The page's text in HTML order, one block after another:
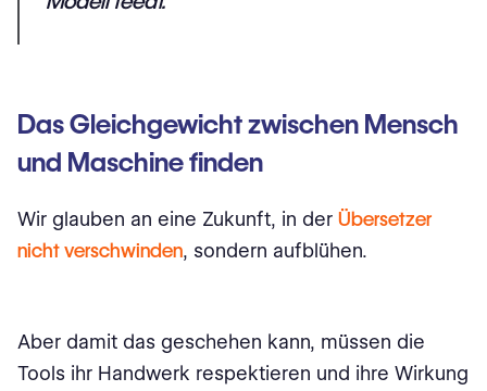
Das Gleichgewicht zwischen Mensch
und Maschine finden
Wir glauben an eine Zukunft, in der Übersetzer
nicht verschwinden, sondern aufblühen.
Aber damit das geschehen kann, müssen die
Tools ihr Handwerk respektieren und ihre Wirkung